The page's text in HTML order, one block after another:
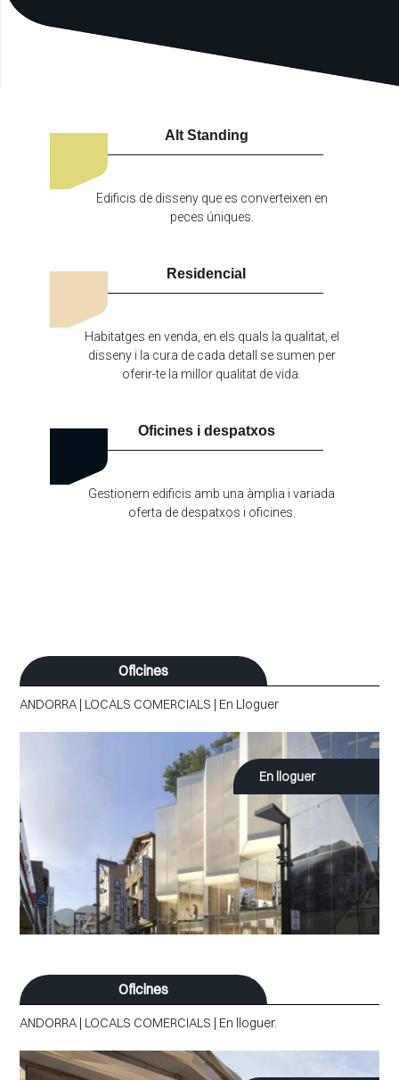
Alt Standing
Edificis de disseny que es converteixen en
peces úniques.
Residencial
Habitatges en venda, en els quals la qualitat, el
disseny i la cura de cada detall se sumen per
oferir-te la millor qualitat de vida.
Oficines i despatxos
Gestionem edificis amb una àmplia i variada
oferta de despatxos i oficines.
Oficines
ANDORRA | LOCALS COMERCIALS | En Lloguer
En lloguer
Oficines
ANDORRA | LOCALS COMERCIALS | En lloguer.